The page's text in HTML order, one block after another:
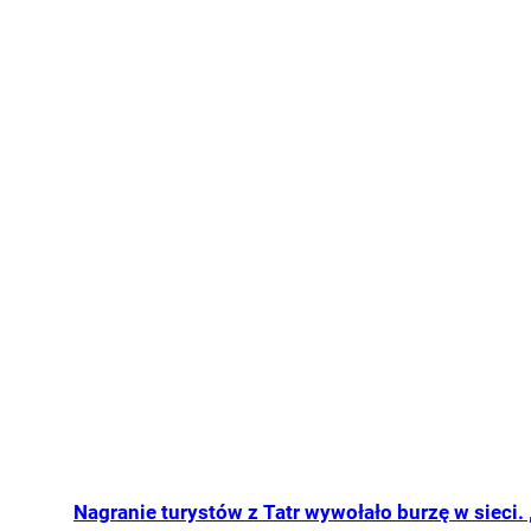
Nagranie turystów z Tatr wywołało burzę w sieci.